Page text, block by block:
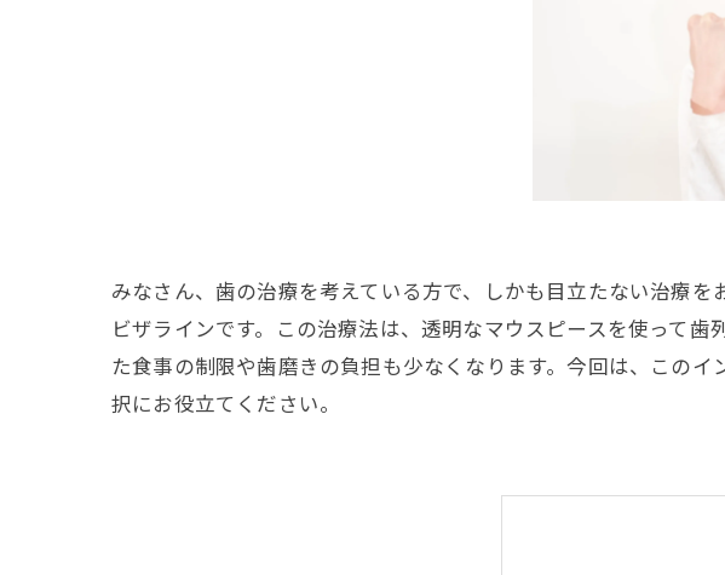
みなさん、歯の治療を考えている方で、しかも目立たない治療
ビザラインです。この治療法は、透明なマウスピースを使って
た食事の制限や歯磨きの負担も少なくなります。今回は、この
択にお役立てください。